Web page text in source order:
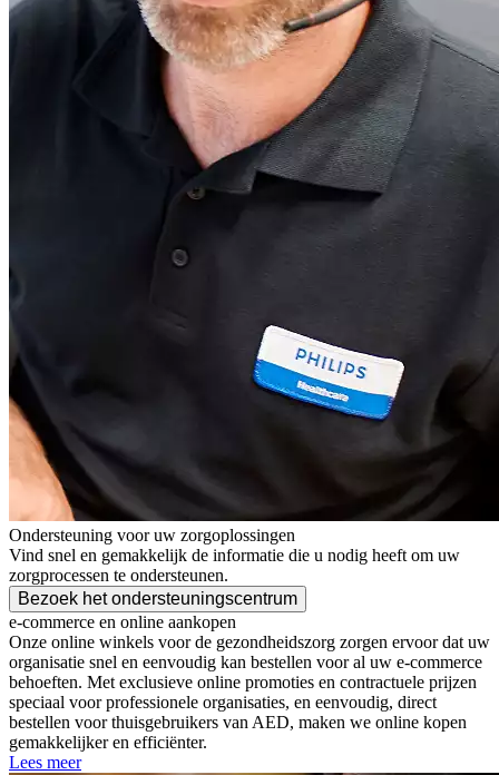
Ondersteuning voor uw zorgoplossingen
Vind snel en gemakkelijk de informatie die u nodig heeft om uw
zorgprocessen te ondersteunen.
Bezoek het ondersteuningscentrum
e-commerce en online aankopen
Onze online winkels voor de gezondheidszorg zorgen ervoor dat uw
organisatie snel en eenvoudig kan bestellen voor al uw e-commerce
behoeften. Met exclusieve online promoties en contractuele prijzen
speciaal voor professionele organisaties, en eenvoudig, direct
bestellen voor thuisgebruikers van AED, maken we online kopen
gemakkelijker en efficiënter.
Lees meer